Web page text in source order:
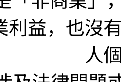
利益，也沒
人